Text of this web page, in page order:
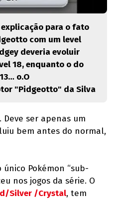
para o fato
com um level
deveria evoluir
18, enquanto o do
o.O
"Pidgeotto" da Silva
Deve ser apenas um
bem antes do normal,
Pokémon “sub-
nos jogos da série. O
Silver /Crystal, tem